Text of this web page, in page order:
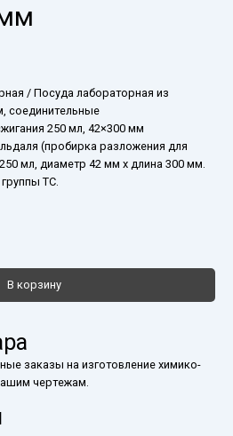
/ Посуда лабораторная из
соединительные
250 мл, 42×300 мм
(пробирка разложения для
мл, диаметр 42 мм х длина 300 мм.
ТС.
В корзину
заказы на изготовление химико-
чертежам.